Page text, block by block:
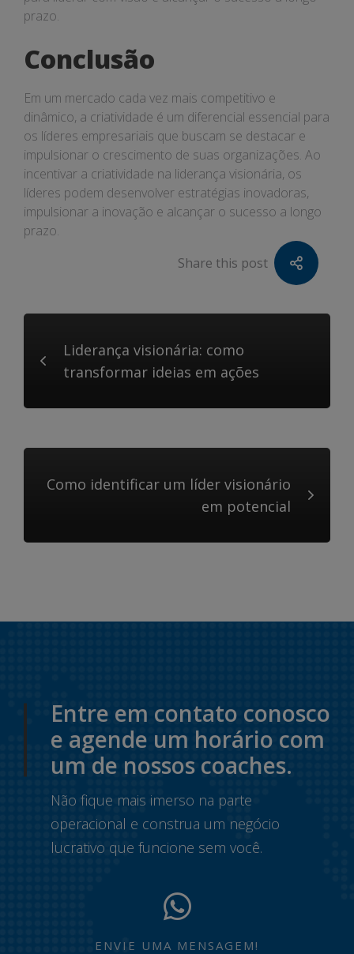
prazo.
Conclusão
Em um mercado cada vez mais competitivo e
dinâmico, a criatividade é um diferencial essencial para
os líderes empresariais que buscam se destacar e
impulsionar o crescimento de suas organizações. Ao
incentivar a criatividade na liderança visionária, os
líderes podem desenvolver estratégias inovadoras,
impulsionar a inovação e alcançar o sucesso a longo
prazo.
Share this post
Liderança visionária: como
transformar ideias em ações
Como identificar um líder visionário
em potencial
Entre em contato conosco
e agende um horário com
um de nossos coaches.
Não fique mais imerso na parte
operacional e construa um negócio
lucrativo que funcione sem você.
ENVIE UMA MENSAGEM!